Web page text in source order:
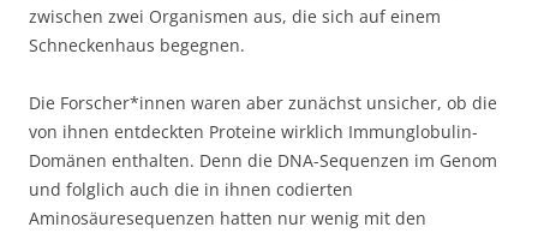
zwischen zwei Organismen aus, die sich auf einem
Schneckenhaus begegnen.
Die Forscher*innen waren aber zunächst unsicher, ob die
von ihnen entdeckten Proteine wirklich Immunglobulin-
Domänen enthalten. Denn die DNA-Sequenzen im Genom
und folglich auch die in ihnen codierten
Aminosäuresequenzen hatten nur wenig mit den